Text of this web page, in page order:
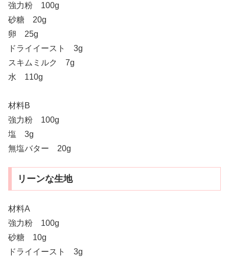
強力粉 100g
砂糖 20g
卵 25g
ドライイースト 3g
スキムミルク 7g
水 110g
材料B
強力粉 100g
塩 3g
無塩バター 20g
リーンな生地
材料A
強力粉 100g
砂糖 10g
ドライイースト 3g